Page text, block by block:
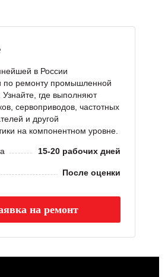
в России
по ремонту промышленной
Узнайте, где выполняют
сервоприводов, частотных
и другой
на компонентном уровне.
15-20 рабочих дней
После оценки
на ремонт